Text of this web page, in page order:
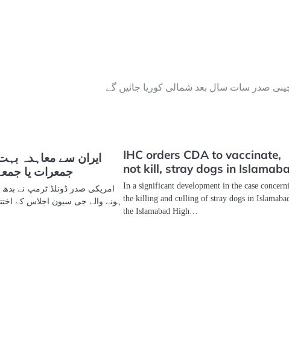
صدر سات سال بعد شمالی کوریا جائیں گے
ایران سے معاہدہ
جمعرات یا
امریکی صدر ڈونلڈ ٹرمپ نے
ہونے والے جی سیون اجلاس کے
IHC orders CDA to vaccinate,
not kill, stray dogs in
In a significant development in the case
the killing and culling of stray dogs in
the Islamabad High…